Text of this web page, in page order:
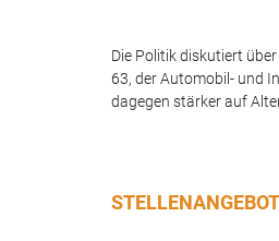
Die Politik diskutiert
63, der Automobil- und
dagegen stärker auf